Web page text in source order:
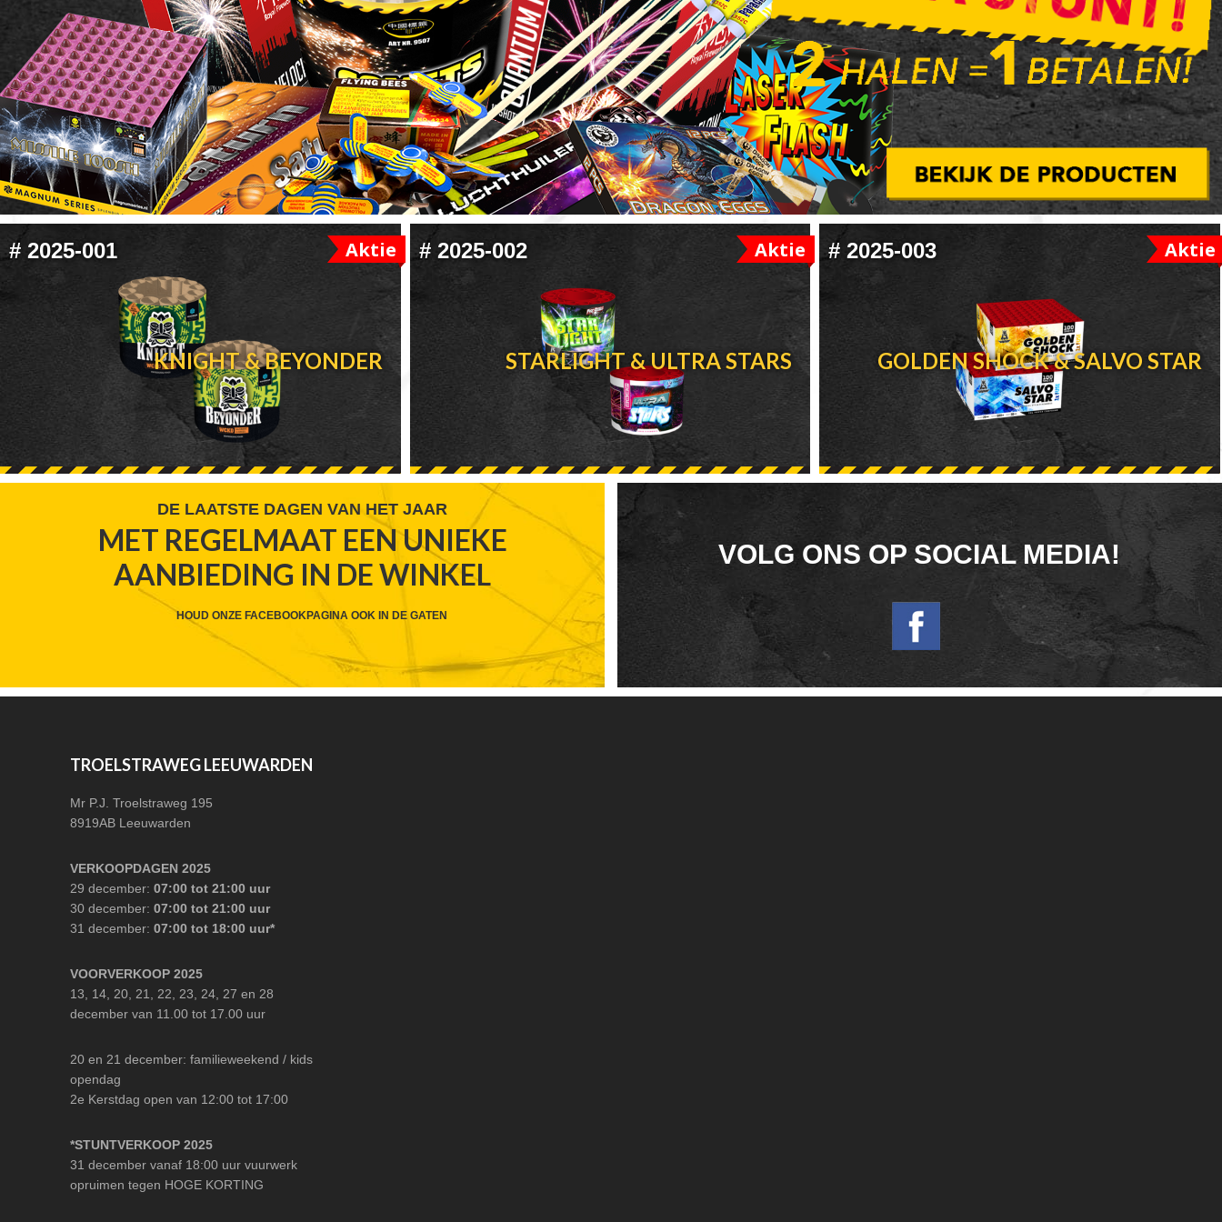
FOOTER
WIDGET
HEADER
# 2025-001 Aktie
KNIGHT & BEYONDER
# 2025-002 Aktie
STARLIGHT & ULTRA STARS
#2025-003 Aktie
GOLDEN SHOCK & SALVO STAR
WIDGET
HEADER
DE LAATSTE DAGEN VAN HET JAAR
MET REGELMAAT EEN UNIEKE
AANBIEDING IN DE WINKEL
HOUD ONZE FACEBOOKPAGINA OOK IN DE GATEN
FOOTER
WIDGET
HEADER
SOCIAL
VOLG ONS OP SOCIAL MEDIA!
TROELSTRAWEG LEEUWARDEN
Mr P.J. Troelstraweg 195
8919AB Leeuwarden
VERKOOPDAGEN 2025
29 december:07:00 tot 21:00 uur
30 december:07:00 tot 21:00 uur
31 december:07:00 tot 18:00 uur*
VOORVERKOOP 2025
13, 14, 20, 21, 22, 23, 24, 27 en 28
december van 11.00 tot 17.00 uur
20 en 21 december: familieweekend / kids
opendag
2e Kerstdag open van 12:00 tot 17:00
*STUNTVERKOOP 2025
31 december vanaf 18:00 uur vuurwerk
opruimen tegen HOGE KORTING